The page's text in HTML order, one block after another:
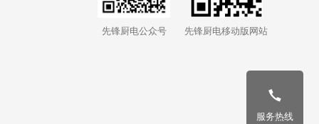
先锋厨电公众号 先锋厨电移动版网站
服务热线